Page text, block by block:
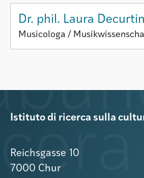
Dr. phil. Laura
Musicologa /
Istituto di ricerca sulla
Reichsgasse 10
7000 Chur